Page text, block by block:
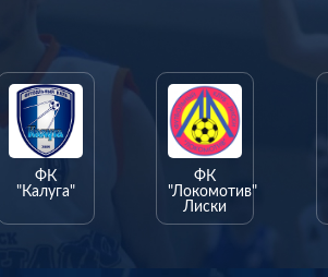
ФК
"Калуга"
ФК
"Локомотив"
Лиски